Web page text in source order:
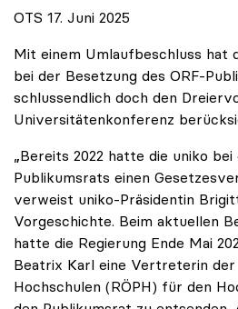
OTS 17. Juni 2025
Mit einem Umlaufbeschluss hat
bei der Besetzung des ORF-
schlussendlich doch den
Universitätenkonferenz
„Bereits 2022 hatte die uniko
Publikumsrats einen
verweist uniko-Präsidentin
Vorgeschichte. Beim aktuellen
hatte die Regierung Ende Mai
Beatrix Karl eine Vertreterin der
Hochschulen (RÖPH) für den